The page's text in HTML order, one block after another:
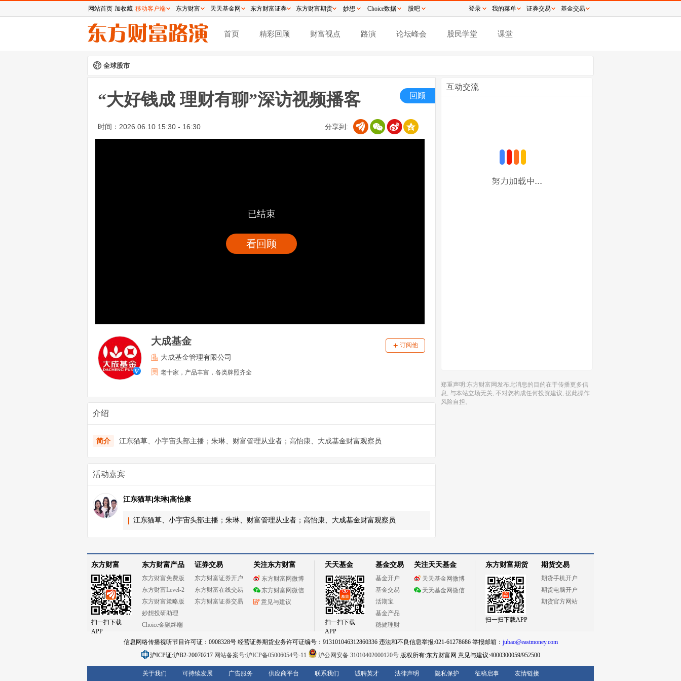
首页 精彩回顾 财富视点 路演 论坛峰会 股民学堂 课堂
全球股市
“大好钱成 理财有聊”深访视频播客
时间： 2026.06.10 15:30 - 16:30 分享到:
回顾
已结束
看回顾
大成基金
大成基金管理有限公司
老十家，产品丰富，各类牌照齐全
+ 订阅他
介绍
简介 江东猫草、小宇宙头部主播；朱琳、财富管理从业者；高怡康、大成基金财富观察员
活动嘉宾
江东猫草|朱琳|高怡康
江东猫草、小宇宙头部主播；朱琳、财富管理从业者；高怡康、大成基金财富观察员
互动交流
郑重声明:东方财富网发布此消息的目的在于传播更多信
息, 与本站立场无关, 不对您构成任何投资建议, 据此操作
风险自担。
东方财富
扫一扫下载
APP
东方财富产品
东方财富免费版
东方财富Level-2
东方财富策略版
妙想投研助理
Choice金融终端
证券交易
东方财富证券开户
东方财富在线交易
东方财富证券交易
关注东方财富
东方财富网微博
东方财富网微信
意见与建议
天天基金
扫一扫下载
APP
基金交易
基金开户
基金交易
活期宝
基金产品
稳健理财
关注天天基金
天天基金网微博
天天基金网微信
东方财富期货
扫一扫下载APP
期货交易
期货手机开户
期货电脑开户
期货官方网站
信息网络传播视听节目许可证：0908328号 经营证券期货业务许可证编号：913101046312860336 违法和不良信息举报:021-61278686 举报邮箱： jubao@eastmoney.com
沪ICP证:沪B2-20070217 网站备案号:沪ICP备05006054号-11 沪公网安备 31010402000120号版权所有:东方财富网 意见与建议:4000300059/952500
关于我们 可持续发展 广告服务 供应商平台 联系我们 诚聘英才 法律声明 隐私保护 征稿启事 友情链接
网站首页 加收藏 移动客户端 东方财富 天天基金网 东方财富证券 东方财富期货 妙想 Choice数据 股吧 登录 我的菜单 证券交易 基金交易